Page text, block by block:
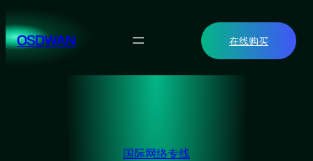
至
内OSDWAN 在线购买
国际网络专线